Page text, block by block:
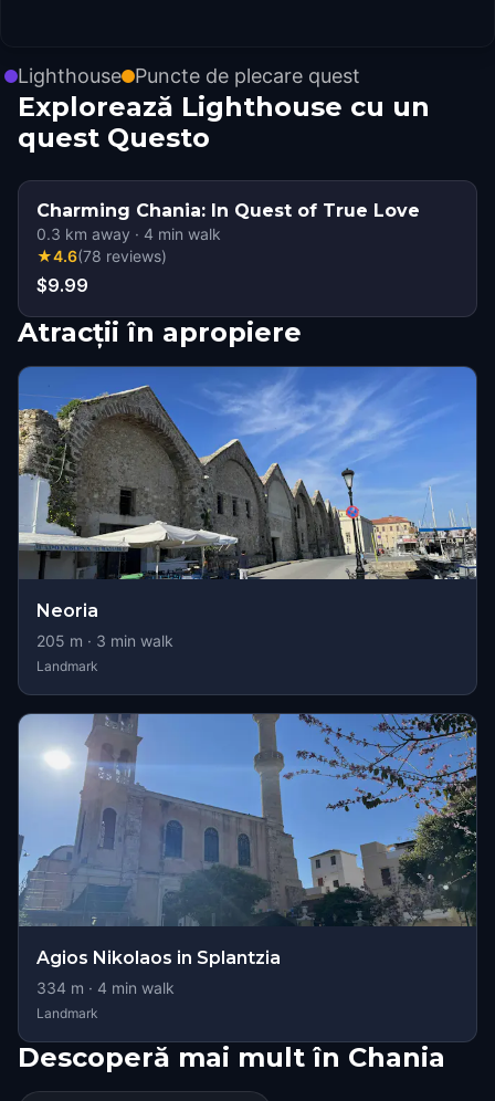
Lighthouse Puncte de plecare quest
Explorează Lighthouse cu un
quest Questo
Charming Chania: In Quest of True Love
0.3 km away · 4 min walk
★4.6(78 reviews)
$9.99
Atracții în apropiere
Neoria
205 m · 3 min walk
Landmark
Agios Nikolaos in Splantzia
334 m · 4 min walk
Landmark
Descoperă mai mult în Chania